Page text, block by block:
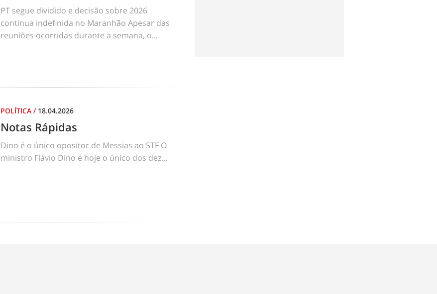
PT segue dividido e decisão sobre 2026
continua indefinida no Maranhão Apesar das
reuniões ocorridas durante a semana, o...
POLÍTICA / 18.04.2026
Notas Rápidas
Dino é o único opositor de Messias ao STF O
ministro Flávio Dino é hoje o único dos dez...